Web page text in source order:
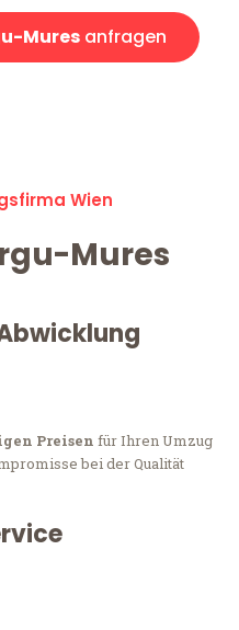
Muresanfragen
Wien
Mures
Preisen für Ihren Umzug
bei der Qualität